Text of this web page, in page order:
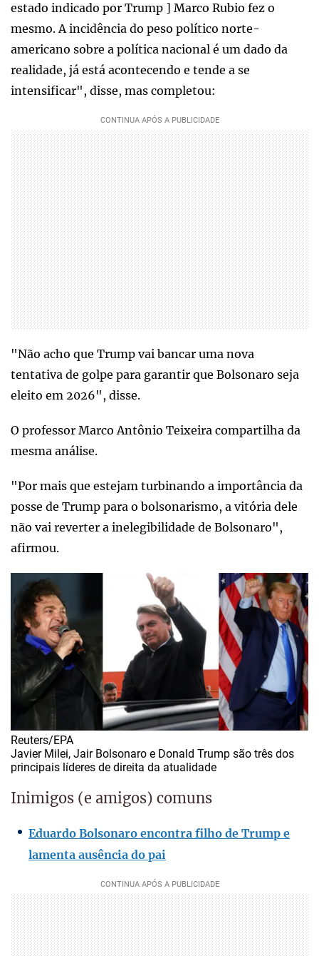
estado indicado por Trump ] Marco Rubio fez o
mesmo. A incidência do peso político norte-
americano sobre a política nacional é um dado da
realidade, já está acontecendo e tende a se
intensificar", disse, mas completou:
"Não acho que Trump vai bancar uma nova
tentativa de golpe para garantir que Bolsonaro seja
eleito em 2026", disse.
O professor Marco Antônio Teixeira compartilha da
mesma análise.
"Por mais que estejam turbinando a importância da
posse de Trump para o bolsonarismo, a vitória dele
não vai reverter a inelegibilidade de Bolsonaro",
afirmou.
Reuters/EPA
Javier Milei, Jair Bolsonaro e Donald Trump são três dos
principais líderes de direita da atualidade
Inimigos (e amigos) comuns
Eduardo Bolsonaro encontra filho de Trump e
lamenta ausência do pai